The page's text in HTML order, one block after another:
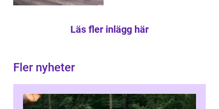
Läs fler inlägg här
Fler nyheter